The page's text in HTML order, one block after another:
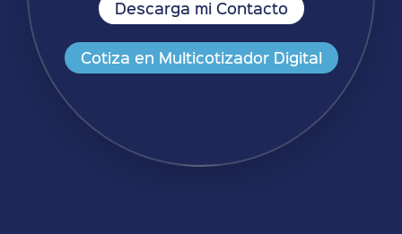
Descarga mi Contacto
Cotiza en Multicotizador Digital